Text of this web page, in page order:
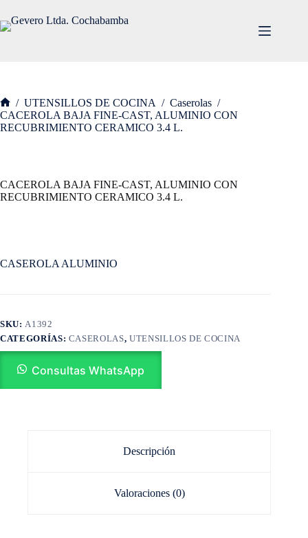
contenido
Inicio
/ UTENSILLOS DE COCINA / Caserolas /
CACEROLA BAJA FINE-CAST, ALUMINIO CON
RECUBRIMIENTO CERAMICO 3.4 L.
CACEROLA BAJA FINE-CAST, ALUMINIO CON
RECUBRIMIENTO CERAMICO 3.4 L.
CASEROLA ALUMINIO
SKU:A1392
CATEGORÍAS: CASEROLAS, UTENSILLOS DE COCINA
Consultas WhatsApp
Descripción
Valoraciones (0)